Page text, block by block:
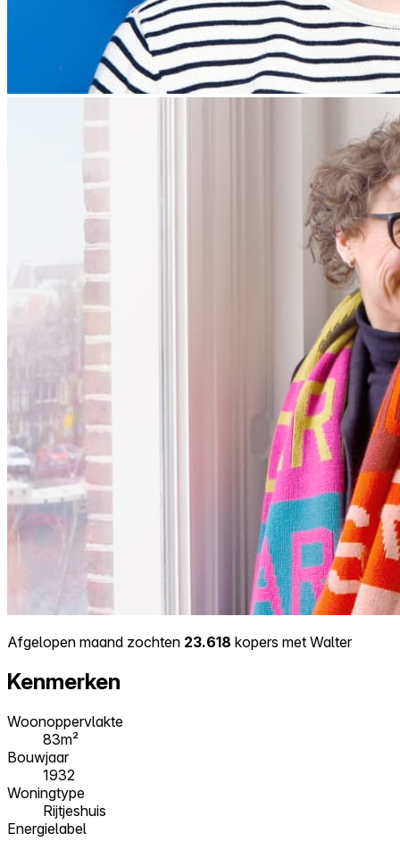
Afgelopen maand zochten 23.618 kopers met Walter
Kenmerken
Woonoppervlakte
83m²
Bouwjaar
1932
Woningtype
Rijtjeshuis
Energielabel